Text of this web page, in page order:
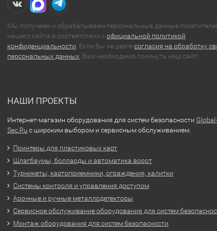
Мы получаем и обрабатываем персональные данные
нашего сайта в соответствии софициальной политикой
конфиденциальности . Если Вы не даетесогласия на обработку
персональных данных , Вам необходимо покинуть наш сайт.
НАШИ ПРОЕКТЫ
Интернет-магазин оборудования для систем безопасности Global-
Sec.Ru с широким выбором и сервисным обслуживанием.
Принтеры для пластиковых карт
Шлагбаумы, болларды и автоматика ворот
Турникеты, картоприемники, ограждения, калитки
Системы контроля и управления доступом
Арочные и ручные металлодетекторы
Сервисное обслуживание оборудования для систем
Монтаж оборудования для систем безопасности